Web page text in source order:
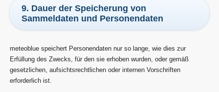
9. Dauer der Speicherung von
Sammeldaten und Personendaten
meteoblue speichert Personendaten nur so lange, wie dies zur
Erfüllung des Zwecks, für den sie erhoben wurden, oder gemäß
gesetzlichen, aufsichtsrechtlichen oder internen Vorschriften
erforderlich ist.